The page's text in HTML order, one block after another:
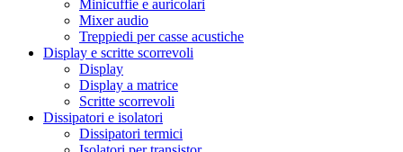
Minicuffie e auricolari
Mixer audio
Treppiedi per casse acustiche
Display e scritte scorrevoli
Display
Display a matrice
Scritte scorrevoli
Dissipatori e isolatori
Dissipatori termici